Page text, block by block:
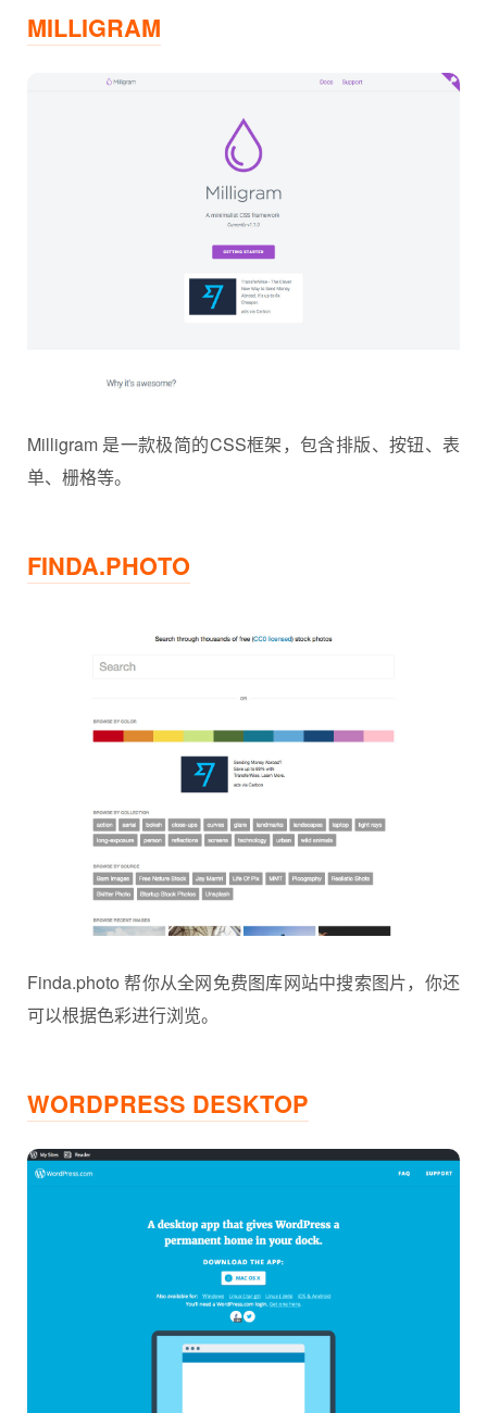
MILLIGRAM
Milligram 是一款极简的CSS框架，包含排版、按钮、表
单、栅格等。
FINDA.PHOTO
Finda.photo 帮你从全网免费图库网站中搜索图片，你还
可以根据色彩进行浏览。
WORDPRESS DESKTOP